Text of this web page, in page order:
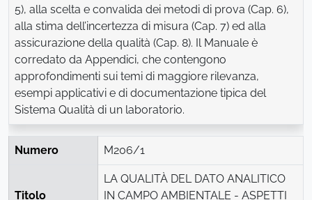
5), alla scelta e convalida dei metodi di prova (Cap. 6),
alla stima dell’incertezza di misura (Cap. 7) ed alla
assicurazione della qualità (Cap. 8). Il Manuale è
corredato da Appendici, che contengono
approfondimenti sui temi di maggiore rilevanza,
esempi applicativi e di documentazione tipica del
Sistema Qualità di un laboratorio.
Numero M206/1
Titolo
LA QUALITÀ DEL DATO ANALITICO
IN CAMPO AMBIENTALE - ASPETTI